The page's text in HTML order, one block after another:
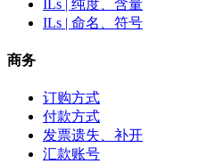
ILs | 纯度、含量
ILs | 命名、符号
商务
订购方式
付款方式
发票遗失、补开
汇款账号